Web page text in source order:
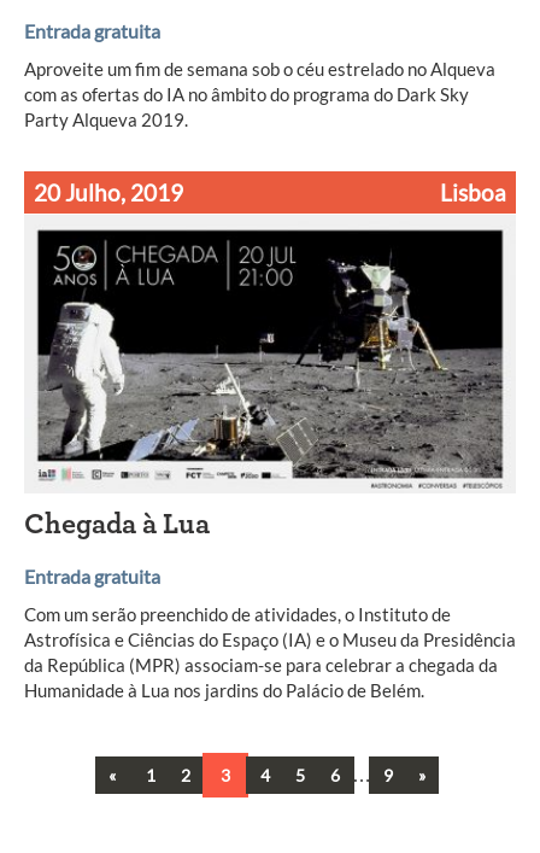
Entrada gratuita
Aproveite um fim de semana sob o céu estrelado no Alqueva
com as ofertas do IA no âmbito do programa do Dark Sky
Party Alqueva 2019.
20 Julho, 2019 Lisboa
Chegada à Lua
Entrada gratuita
Com um serão preenchido de atividades, o Instituto de
Astrofísica e Ciências do Espaço (IA) e o Museu da Presidência
da República (MPR) associam-se para celebrar a chegada da
Humanidade à Lua nos jardins do Palácio de Belém.
Navegação
« Previous
1 2 3 4 5 6 … 9 Next
»